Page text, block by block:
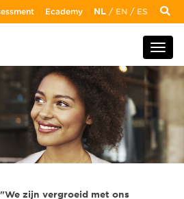
Ecademy NL / EN / ES
"We zijn vergroeid met ons